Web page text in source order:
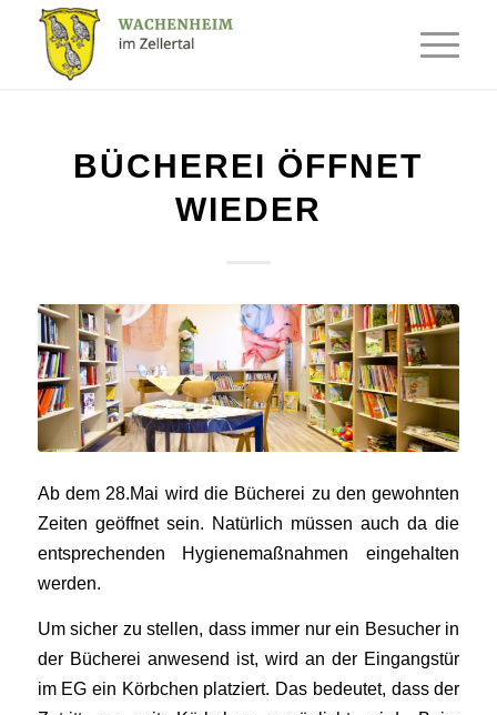
BÜCHEREI ÖFFNET
WIEDER
Ab dem 28.Mai wird die Bücherei zu den gewohnten
Zeiten geöffnet sein. Natürlich müssen auch da die
entsprechenden Hygienemaßnahmen eingehalten
werden.
Um sicher zu stellen, dass immer nur ein Besucher in
der Bücherei anwesend ist, wird an der Eingangstür
im EG ein Körbchen platziert. Das bedeutet, dass der